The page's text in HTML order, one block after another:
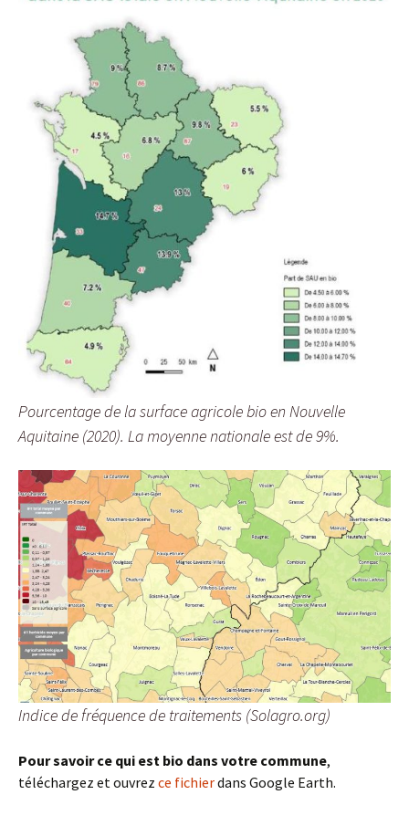
Pourcentage de la surface agricole bio en Nouvelle
Aquitaine (2020). La moyenne nationale est de 9%.
Indice de fréquence de traitements (Solagro.org)
Pour savoir ce qui est bio dans votre commune,
téléchargez et ouvrez ce fichierdans Google Earth.